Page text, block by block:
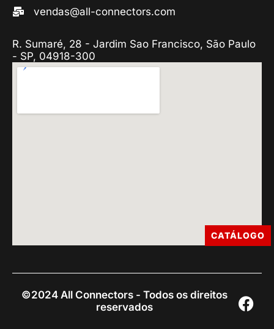
vendas@all-connectors.com
R. Sumaré, 28 - Jardim Sao Francisco, São Paulo
- SP, 04918-300
©2024 All Connectors - Todos os direitos
reservados
CATÁLOGO